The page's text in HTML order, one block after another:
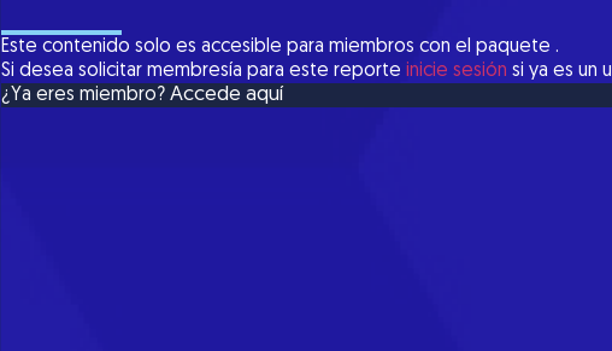
Este contenido solo es accesible para miembros con el paquete .
Si desea solicitar membresía para este reporteinicie sesión si ya es un
¿Ya eres miembro?Accede aquí